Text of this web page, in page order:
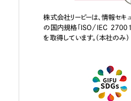
株式会社リーピーは、情報セキ
の国内規格「ISO/IEC
を取得しています。（本社のみ）